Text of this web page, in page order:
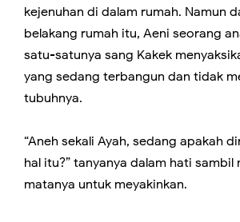
kejenuhan di dalam rumah. Namun
belakang rumah itu, Aeni seorang
satu-satunya sang Kakek
yang sedang terbangun dan tidak
tubuhnya.
“Aneh sekali Ayah, sedang apakah
hal itu?” tanyanya dalam hati sambil
matanya untuk meyakinkan.